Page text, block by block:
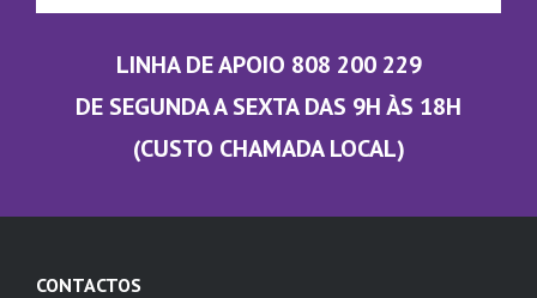
LINHA DE APOIO 808 200 229
DE SEGUNDA A SEXTA DAS 9H ÀS 18H
(CUSTO CHAMADA LOCAL)
CONTACTOS